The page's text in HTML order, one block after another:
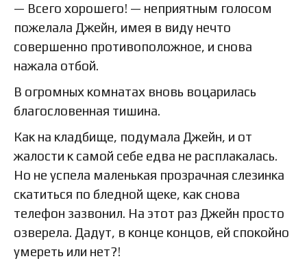
— Всего хорошего! — неприятным голосом
пожелала Джейн, имея в виду нечто
совершенно противоположное, и снова
нажала отбой.
В огромных комнатах вновь воцарилась
благословенная тишина.
Как на кладбище, подумала Джейн, и от
жалости к самой себе едва не расплакалась.
Но не успела маленькая прозрачная слезинка
скатиться по бледной щеке, как снова
телефон зазвонил. На этот раз Джейн просто
озверела. Дадут, в конце концов, ей спокойно
умереть или нет?!